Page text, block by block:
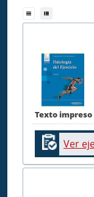
Texto impreso
Ver